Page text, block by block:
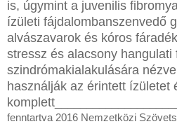
is, úgymint a juvenilis
ízületi fájdalombanszenvedő
alvászavarok és kóros
stressz és alacsony hangulati
szindrómakialakulására
használják az érintett ízületet
komplett
fenntartva 2016 Nemzetközi S